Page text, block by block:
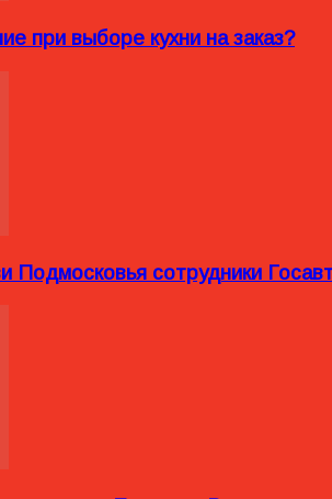
при выборе кухни на заказ?
Подмосковья сотрудники